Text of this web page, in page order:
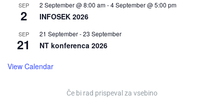
SEP
2
2 September @ 8:00 am-4 September @ 5:00 pm
INFOSEK 2026
SEP
21
21 September-23 September
NT konferenca 2026
View Calendar
Če bi rad prispeval za vsebino